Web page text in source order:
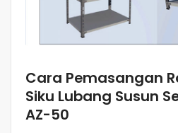
Cara Pemasangan
Siku Lubang Susun
AZ-50